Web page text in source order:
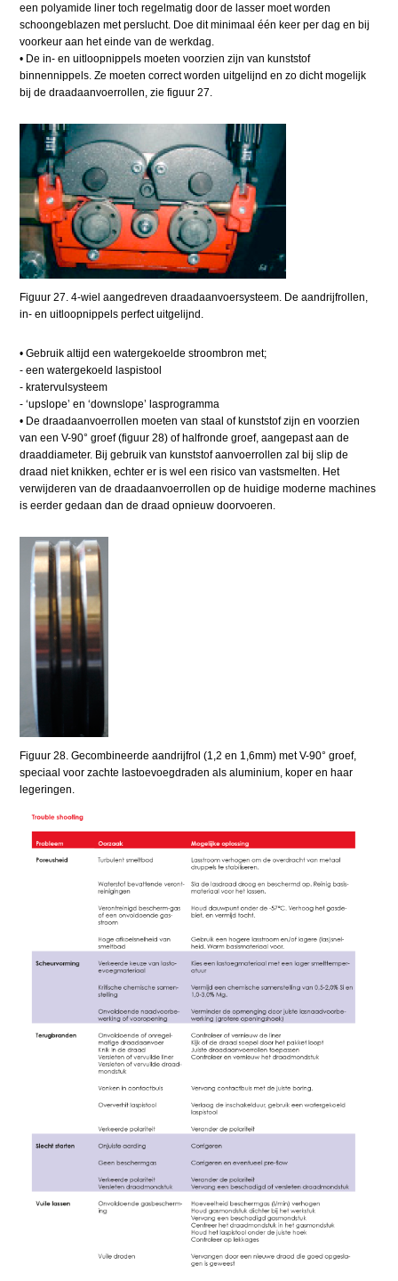
een polyamide liner toch regelmatig door de lasser moet worden
schoongeblazen met perslucht. Doe dit minimaal één keer per dag en bij
voorkeur aan het einde van de werkdag.
• De in- en uitloopnippels moeten voorzien zijn van kunststof
binnennippels. Ze moeten correct worden uitgelijnd en zo dicht mogelijk
bij de draadaanvoerrollen, zie figuur 27.
Figuur 27. 4-wiel aangedreven draadaanvoersysteem. De aandrijfrollen,
in- en uitloopnippels perfect uitgelijnd.
• Gebruik altijd een watergekoelde stroombron met;
- een watergekoeld laspistool
- kratervulsysteem
- ‘upslope’ en ‘downslope’ lasprogramma
• De draadaanvoerrollen moeten van staal of kunststof zijn en voorzien
van een V-90° groef (figuur 28) of halfronde groef, aangepast aan de
draaddiameter. Bij gebruik van kunststof aanvoerrollen zal bij slip de
draad niet knikken, echter er is wel een risico van vastsmelten. Het
verwijderen van de draadaanvoerrollen op de huidige moderne machines
is eerder gedaan dan de draad opnieuw doorvoeren.
Figuur 28. Gecombineerde aandrijfrol (1,2 en 1,6mm) met V-90° groef,
speciaal voor zachte lastoevoegdraden als aluminium, koper en haar
legeringen.